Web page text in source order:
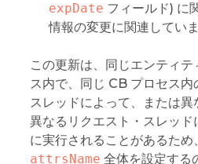
expDate フィールド) に
情報の変更に関連してい
この更新は、同じエンティ
ス内で、同じ CB プロセス内
スレッドによって、または
異なるリクエスト・スレッ
に実行されることがあるため
attrsName 全体を設定す